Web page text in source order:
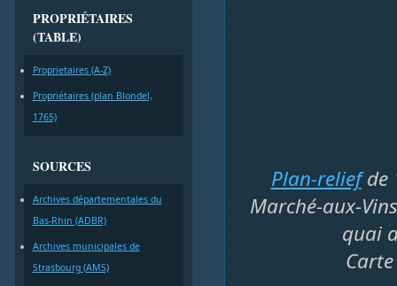
PROPRIÉTAIRES
(TABLE)
Proprietaires (A-Z)
Propriétaires (plan Blondel,
1765)
SOURCES
Archives départementales du
Bas-Rhin (ADBR)
Archives municipales de
Strasbourg (AMS)
Plan-reliefde
Marché-aux-
quai